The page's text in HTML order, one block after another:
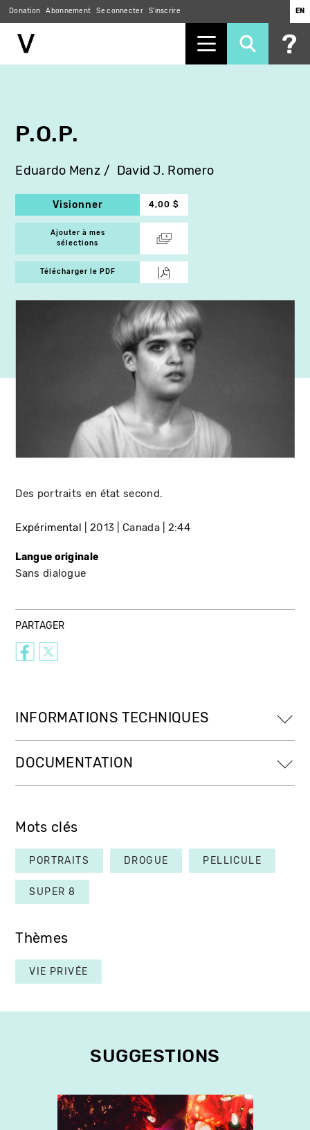
Donation Abonnement Se connecter S'inscrire EN
P.O.P.
Eduardo Menz David J. Romero
Visionner 4,00 $
Ajouter à mes
sélections
Télécharger le PDF
Des portraits en état second.
Expérimental 2013 Canada 2:44
Langue originale
Sans dialogue
PARTAGER
INFORMATIONS TECHNIQUES
DOCUMENTATION
Mots clés
PORTRAITS DROGUE PELLICULE
SUPER 8
Thèmes
VIE PRIVÉE
SUGGESTIONS